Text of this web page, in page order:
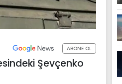
ABONE OL
Şevçenko